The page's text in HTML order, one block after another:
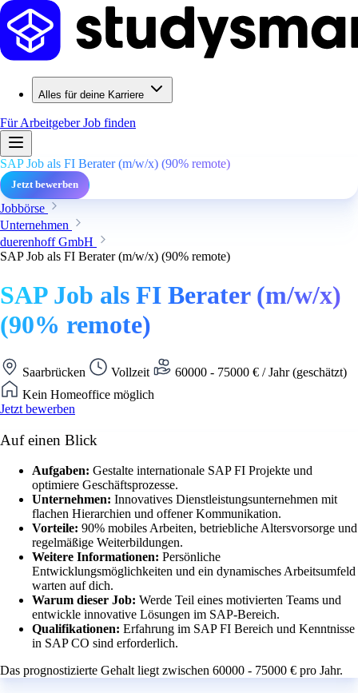
Alles für deine Karriere
Für ArbeitgeberJob finden
SAP Job als FI Berater (m/w/x) (90% remote)
Jetzt bewerben
Jobbörse
Unternehmen
duerenhoff GmbH
SAP Job als FI Berater (m/w/x) (90% remote)
SAP Job als FI Berater (m/w/x)
(90% remote)
Saarbrücken Vollzeit
60000 - 75000 € / Jahr (geschätzt)
Kein Homeoffice möglich
Jetzt bewerben
Auf einen Blick
Aufgaben: Gestalte internationale SAP FI Projekte und
optimiere Geschäftsprozesse.
Unternehmen: Innovatives Dienstleistungsunternehmen mit
flachen Hierarchien und offener Kommunikation.
Vorteile: 90% mobiles Arbeiten, betriebliche Altersvorsorge und
regelmäßige Weiterbildungen.
Weitere Informationen: Persönliche
Entwicklungsmöglichkeiten und ein dynamisches Arbeitsumfeld
warten auf dich.
Warum dieser Job: Werde Teil eines motivierten Teams und
entwickle innovative Lösungen im SAP-Bereich.
Qualifikationen: Erfahrung im SAP FI Bereich und Kenntnisse
in SAP CO sind erforderlich.
Das prognostizierte Gehalt liegt zwischen 60000 - 75000 € pro Jahr.